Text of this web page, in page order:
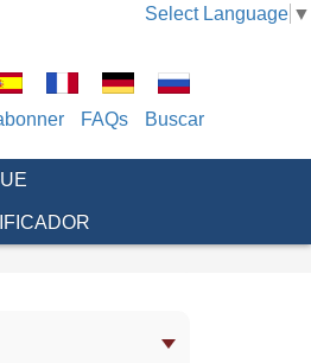
Select Language ▼
FAQs Buscar